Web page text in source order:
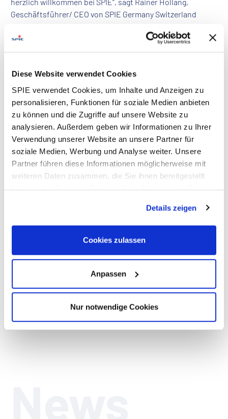
Diese Website verwendet Cookies
SPIE verwendet Cookies, um Inhalte und Anzeigen zu
personalisieren, Funktionen für soziale Medien anbieten
zu können und die Zugriffe auf unsere Website zu
analysieren. Außerdem geben wir Informationen zu Ihrer
Verwendung unserer Website an unsere Partner für
soziale Medien, Werbung und Analyse weiter. Unsere
Partner führen diese Informationen möglicherweise mit
weiteren Daten zusammen, die Sie ihnen bereitgestellt
Verarbeitung Ihrer Daten in den USA ein. Alle weiteren
Informationen zu Cookies finden Sie in unseren
Datenschutzhinweisen.
Details zeigen
Cookies zulassen
Anpassen
Nur notwendige Cookies
herzlich willkommen bei SPIE“, sagt Rainer Hollang,
Geschäftsführer/ CEO von SPIE Germany Switzerland
Pressemitteilung (PDF, 0,18 MB)
Pressebild (JPG, 0,81 MB)